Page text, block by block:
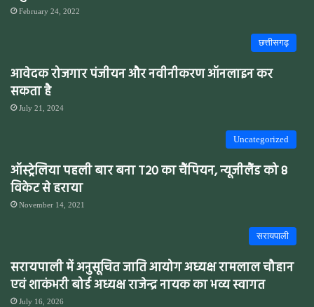
February 24, 2022
छत्तीसगढ़
आवेदक रोजगार पंजीयन और नवीनीकरण ऑनलाइन कर
सकता है
July 21, 2024
Uncategorized
ऑस्ट्रेलिया पहली बार बना T20 का चैंपियन, न्यूजीलैंड को 8
विकेट से हराया
November 14, 2021
सरायपाली
सरायपाली में अनुसूचित जाति आयोग अध्यक्ष रामलाल चौहान
एवं शाकंभरी बोर्ड अध्यक्ष राजेन्द्र नायक का भव्य स्वागत
July 16, 2026